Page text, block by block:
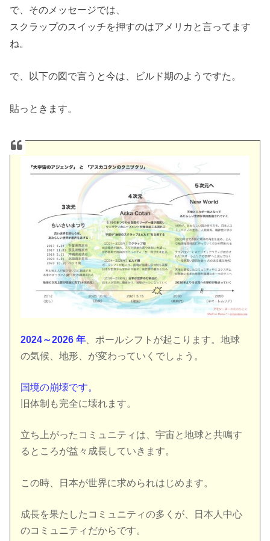
で、そのメッセージでは、
スクラップのスイッチを押すのはアメリカと言ってます
ね。
で、以下の図で言うと今は、ビルド期のようですた。
貼っときます。
2024～2026 年 、ポールシフトが起こります。地球
の気候、地形、が変わっていくでしょう。
国境の崩壊です。
旧体制も完全に壊れます。
立ち上がったコミュニティは、宇宙と地球と共鳴す
るところが益々成長していきます。
この時、日本が世界に求められはじめます。
成長を果たしたコミュニティの多くが、日本人中心
のコミュニティだからです。